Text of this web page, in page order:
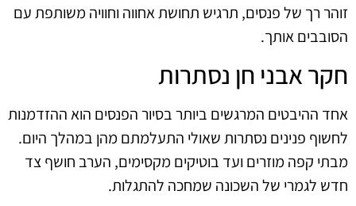
זוהר רך של פנסים, תרגיש תחושת אחווה וחוויה משותפת עם
הסובבים אותך.
חקר אבני חן נסתרות
אחד ההיבטים המרגשים ביותר בסיור הפנסים הוא ההזדמנות
לחשוף פנינים נסתרות שאולי התעלמתם מהן במהלך היום.
מבתי קפה מוזרים ועד בוטיקים מקסימים, הערב חושף צד
חדש לגמרי של השכונה שמחכה להתגלות.